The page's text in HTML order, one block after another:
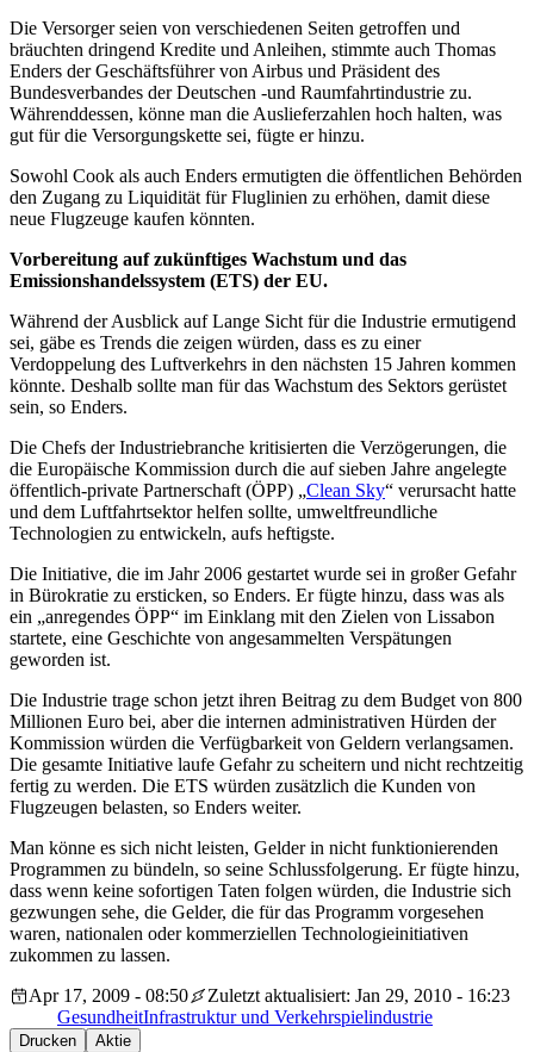
Die Versorger seien von verschiedenen Seiten getroffen und
bräuchten dringend Kredite und Anleihen, stimmte auch Thomas
Enders der Geschäftsführer von Airbus und Präsident des
Bundesverbandes der Deutschen -und Raumfahrtindustrie zu.
Währenddessen, könne man die Auslieferzahlen hoch halten, was
gut für die Versorgungskette sei, fügte er hinzu.
Sowohl Cook als auch Enders ermutigten die öffentlichen Behörden
den Zugang zu Liquidität für Fluglinien zu erhöhen, damit diese
neue Flugzeuge kaufen könnten.
Vorbereitung auf zukünftiges Wachstum und das
Emissionshandelssystem (ETS) der EU.
Während der Ausblick auf Lange Sicht für die Industrie ermutigend
sei, gäbe es Trends die zeigen würden, dass es zu einer
Verdoppelung des Luftverkehrs in den nächsten 15 Jahren kommen
könnte. Deshalb sollte man für das Wachstum des Sektors gerüstet
sein, so Enders.
Die Chefs der Industriebranche kritisierten die Verzögerungen, die
die Europäische Kommission durch die auf sieben Jahre angelegte
öffentlich-private Partnerschaft (ÖPP) „Clean Sky“ verursacht hatte
und dem Luftfahrtsektor helfen sollte, umweltfreundliche
Technologien zu entwickeln, aufs heftigste.
Die Initiative, die im Jahr 2006 gestartet wurde sei in großer Gefahr
in Bürokratie zu ersticken, so Enders. Er fügte hinzu, dass was als
ein „anregendes ÖPP“ im Einklang mit den Zielen von Lissabon
startete, eine Geschichte von angesammelten Verspätungen
geworden ist.
Die Industrie trage schon jetzt ihren Beitrag zu dem Budget von 800
Millionen Euro bei, aber die internen administrativen Hürden der
Kommission würden die Verfügbarkeit von Geldern verlangsamen.
Die gesamte Initiative laufe Gefahr zu scheitern und nicht rechtzeitig
fertig zu werden. Die ETS würden zusätzlich die Kunden von
Flugzeugen belasten, so Enders weiter.
Man könne es sich nicht leisten, Gelder in nicht funktionierenden
Programmen zu bündeln, so seine Schlussfolgerung. Er fügte hinzu,
dass wenn keine sofortigen Taten folgen würden, die Industrie sich
gezwungen sehe, die Gelder, die für das Programm vorgesehen
waren, nationalen oder kommerziellen Technologieinitiativen
zukommen zu lassen.
Apr 17, 2009 - 08:50
Zuletzt aktualisiert: Jan 29, 2010 - 16:23
GesundheitInfrastruktur und Verkehrspielindustrie
Drucken Aktie